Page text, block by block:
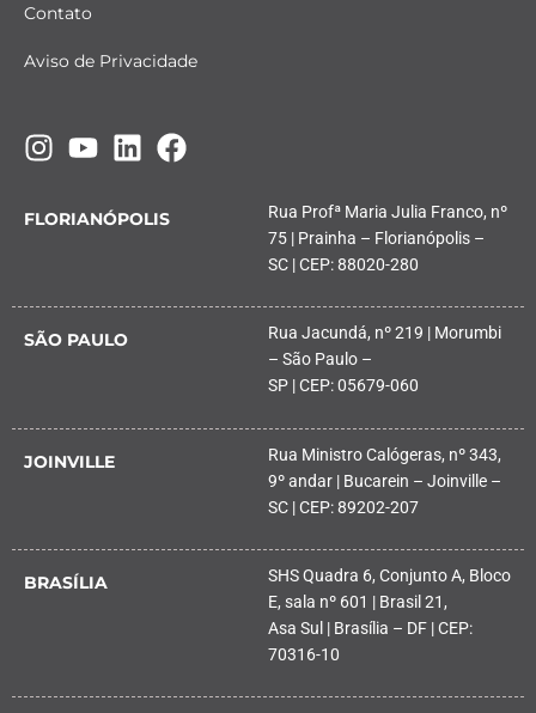
Contato
Aviso de Privacidade
FLORIANÓPOLIS
Rua Profª Maria Julia Franco, nº
75 | Prainha – Florianópolis –
SC | CEP: 88020-280
SÃO PAULO
Rua Jacundá, nº 219 | Morumbi
– São Paulo –
SP | CEP: 05679-060
JOINVILLE
Rua Ministro Calógeras, nº 343,
9º andar | Bucarein – Joinville –
SC | CEP: 89202-207
BRASÍLIA
SHS Quadra 6, Conjunto A, Bloco
E, sala nº 601 | Brasil 21,
Asa Sul | Brasília – DF | CEP:
70316-10